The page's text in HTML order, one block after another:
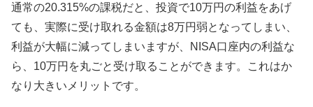
通常の20.315%の課税だと、投資で10万円の利益をあげ
ても、実際に受け取れる金額は8万円弱となってしまい、
利益が大幅に減ってしまいますが、NISA口座内の利益な
ら、10万円を丸ごと受け取ることができます。これはか
なり大きいメリットです。